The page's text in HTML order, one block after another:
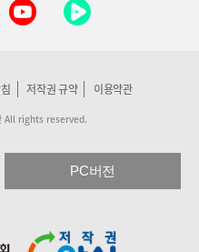
저작권 규약 이용약관
All rights reserved.
PC버전